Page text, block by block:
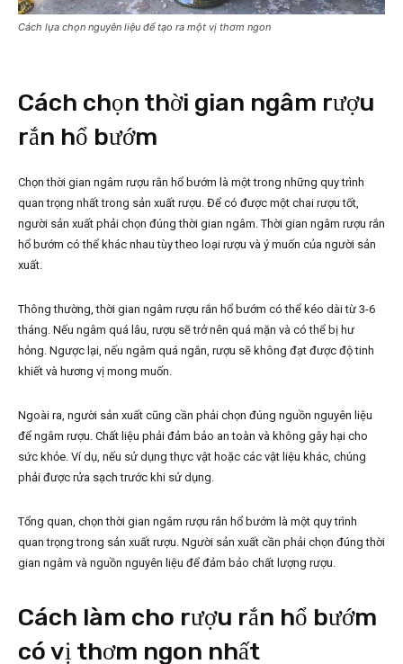
Cách lựa chọn nguyên liệu để tạo ra một vị thơm ngon
Cách chọn thời gian ngâm rượu
rắn hổ bướm
Chọn thời gian ngâm rượu rắn hổ bướm là một trong những quy trình
quan trọng nhất trong sản xuất rượu. Để có được một chai rượu tốt,
người sản xuất phải chọn đúng thời gian ngâm. Thời gian ngâm rượu rắn
hổ bướm có thể khác nhau tùy theo loại rượu và ý muốn của người sản
xuất.
Thông thường, thời gian ngâm rượu rắn hổ bướm có thể kéo dài từ 3-6
tháng. Nếu ngâm quá lâu, rượu sẽ trở nên quá mặn và có thể bị hư
hỏng. Ngược lại, nếu ngâm quá ngắn, rượu sẽ không đạt được độ tinh
khiết và hương vị mong muốn.
Ngoài ra, người sản xuất cũng cần phải chọn đúng nguồn nguyên liệu
để ngâm rượu. Chất liệu phải đảm bảo an toàn và không gây hại cho
sức khỏe. Ví dụ, nếu sử dụng thực vật hoặc các vật liệu khác, chúng
phải được rửa sạch trước khi sử dụng.
Tổng quan, chọn thời gian ngâm rượu rắn hổ bướm là một quy trình
quan trọng trong sản xuất rượu. Người sản xuất cần phải chọn đúng thời
gian ngâm và nguồn nguyên liệu để đảm bảo chất lượng rượu.
Cách làm cho rượu rắn hổ bướm
có vị thơm ngon nhất